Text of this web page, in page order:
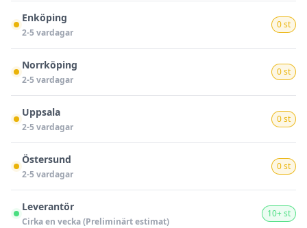
Enköping
2-5 vardagar
0 st
Norrköping
2-5 vardagar
0 st
Uppsala
2-5 vardagar
0 st
Östersund
2-5 vardagar
0 st
Leverantör
Cirka en vecka (Preliminärt estimat)
10+ st